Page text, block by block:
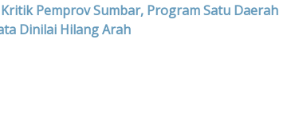
Pemprov Sumbar, Program Satu Daerah
Dinilai Hilang Arah